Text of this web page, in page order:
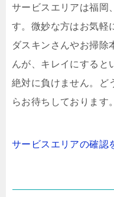
サービスエリアは福岡
す。微妙な方はお気軽
ダスキンさんやお掃除
んが、キレイにすると
絶対に負けません。
らお待ちしております。
サービスエリアの確認